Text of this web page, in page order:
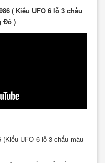
( Kiểu UFO 6 lỗ 3 chấu
Đỏ )
UFO 6 lỗ 3 chấu màu